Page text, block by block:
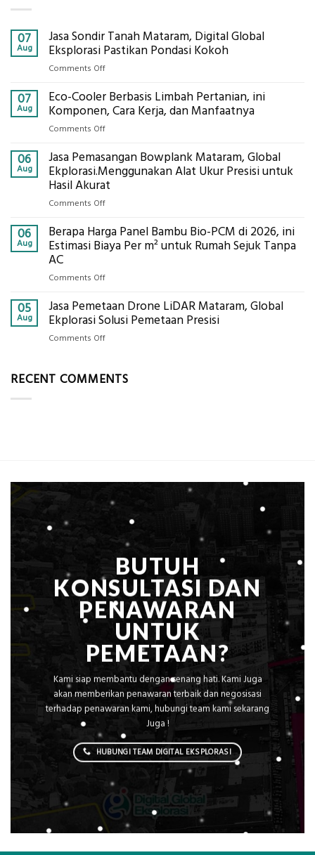
07
Aug
Jasa Sondir Tanah Mataram, Digital Global
Eksplorasi Pastikan Pondasi Kokoh
Comments Offon
Sondir
Tanah
Eksplorasi
Pastikan
Pondasi
Kokoh
07
Aug
Eco-Cooler Berbasis Limbah Pertanian, ini
Komponen, Cara Kerja, dan Manfaatnya
Comments Offon
Cooler
Berbasis
Limbah
Cara
Kerja,
Manfaatnya
06
Aug
Jasa Pemasangan Bowplank Mataram, Global
Ekplorasi.Menggunakan Alat Ukur Presisi untuk
Hasil Akurat
Comments Offon
Pemasangan
Bowplank
Ukur
Presisi
untuk
06
Aug
Berapa Harga Panel Bambu Bio-PCM di 2026, ini
Estimasi Biaya Per m² untuk Rumah Sejuk Tanpa
AC
Comments Offon
Harga
Panel
di
2026,
Tanpa
05
Aug
Jasa Pemetaan Drone LiDAR Mataram, Global
Ekplorasi Solusi Pemetaan Presisi
Comments Offon
Drone
RECENT COMMENTS
BUTUH
KONSULTASI DAN
PENAWARAN
UNTUK
PEMETAAN?
Kami siap membantu dengan senang hati. Kami Juga
akan memberikan penawaran terbaik dan negosisasi
terhadap penawaran kami, hubungi team kami sekarang
Juga !
HUBUNGI TEAM DIGITAL EKSPLORASI